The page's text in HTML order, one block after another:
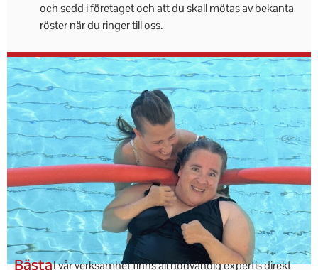
och sedd i företaget och att du skall mötas av bekanta
röster när du ringer till oss.
I vår verksamhet finns all nödvändig expertis direkt